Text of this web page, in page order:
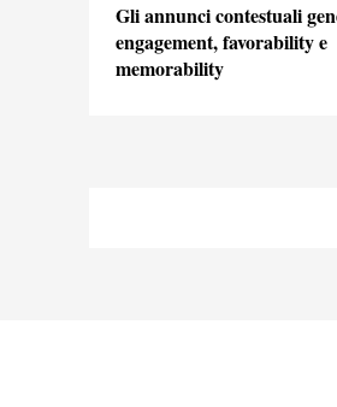
Gli annunci contestuali
engagement, favorability e
memorability